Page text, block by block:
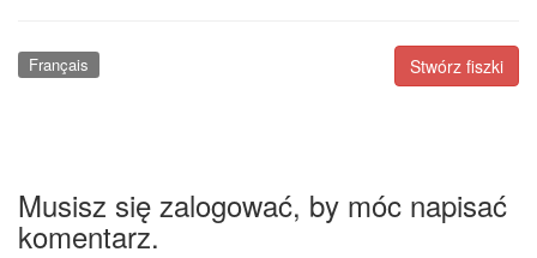
Stwórz fiszki
Français
Musisz się zalogować, by móc napisać
komentarz.